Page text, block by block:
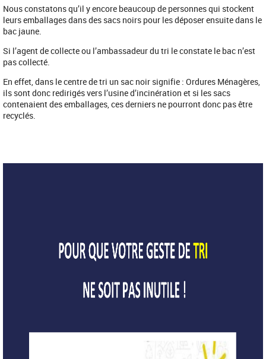
Nous constatons qu’il y encore beaucoup de personnes qui stockent
leurs emballages dans des sacs noirs pour les déposer ensuite dans le
bac jaune.
Si l’agent de collecte ou l’ambassadeur du tri le constate le bac n’est
pas collecté.
En effet, dans le centre de tri un sac noir signifie : Ordures Ménagères,
ils sont donc redirigés vers l’usine d’incinération et si les sacs
contenaient des emballages, ces derniers ne pourront donc pas être
recyclés.